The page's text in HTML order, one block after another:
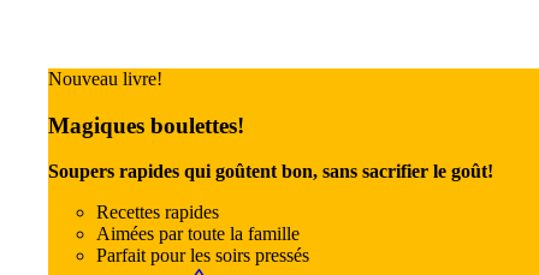
Nouveau livre!
Magiques boulettes!
Soupers rapides qui goûtent bon, sans sacrifier le goût!
Recettes rapides
Aimées par toute la famille
Parfait pour les soirs pressés